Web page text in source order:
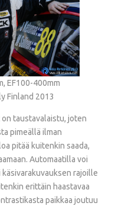
EF100-400mm
Finland 2013
taustavalaistu, joten
pimeällä ilman
pitää kuitenkin saada,
Automaatilla voi
rajoille
erittäin haastavaa
paikkaa joutuu